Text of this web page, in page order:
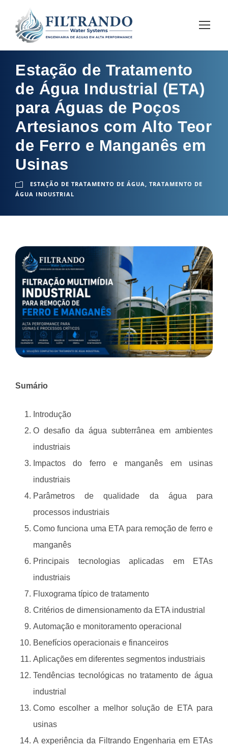
Estação de Tratamento
de Água Industrial (ETA)
para Águas de Poços
Artesianos com Alto Teor
de Ferro e Manganês em
Usinas
ESTAÇÃO DE TRATAMENTO DE ÁGUA, TRATAMENTO DE
ÁGUA INDUSTRIAL
Sumário
Introdução
O desafio da água subterrânea em ambientes
industriais
Impactos do ferro e manganês em usinas
industriais
Parâmetros de qualidade da água para
processos industriais
Como funciona uma ETA para remoção de ferro e
manganês
Principais tecnologias aplicadas em ETAs
industriais
Fluxograma típico de tratamento
Critérios de dimensionamento da ETA industrial
Automação e monitoramento operacional
Benefícios operacionais e financeiros
Aplicações em diferentes segmentos industriais
Tendências tecnológicas no tratamento de água
industrial
Como escolher a melhor solução de ETA para
usinas
A experiência da Filtrando Engenharia em ETAs